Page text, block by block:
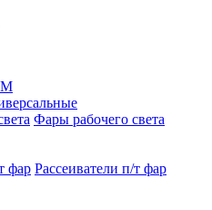
Фары рабочего света
Рассеиватели п/т фар